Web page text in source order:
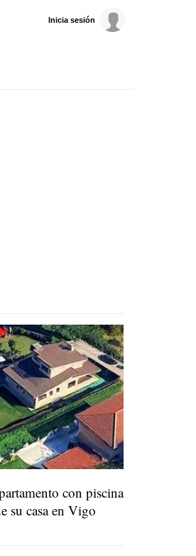
Inicia sesión
con piscina
su casa en Vigo